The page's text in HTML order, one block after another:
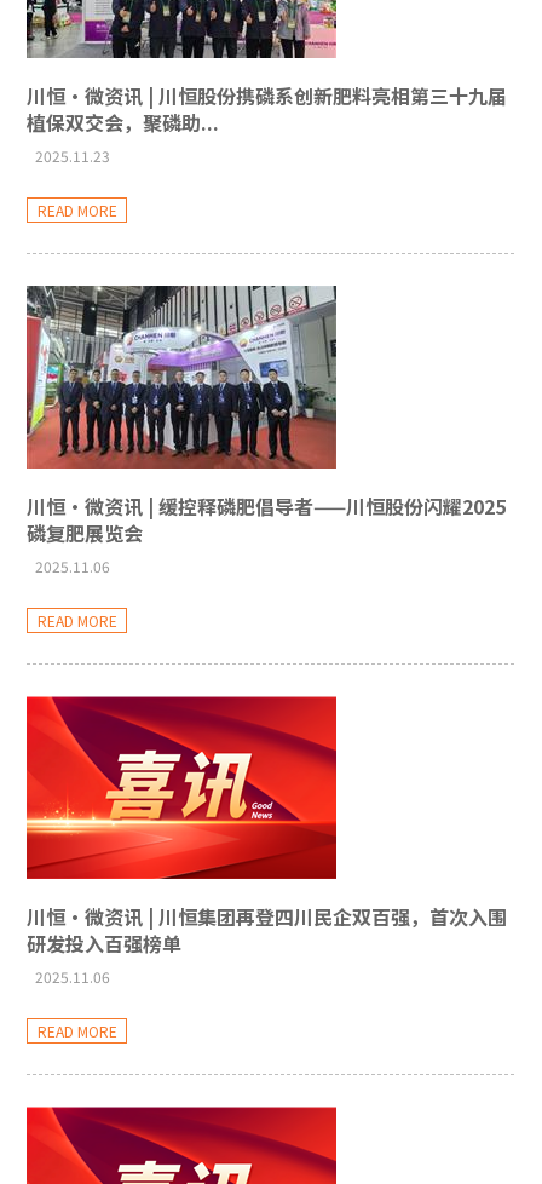
川恒·微资讯 | 川恒股份携磷系创新肥料亮相第三十九届
植保双交会，聚磷助...
2025.11.23
READ MORE
川恒·微资讯 | 缓控释磷肥倡导者——川恒股份闪耀2025
磷复肥展览会
2025.11.06
READ MORE
川恒·微资讯 | 川恒集团再登四川民企双百强，首次入围
研发投入百强榜单
2025.11.06
READ MORE